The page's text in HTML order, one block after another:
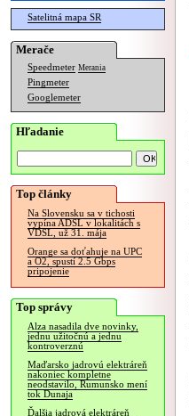
Satelitná mapa SR
Merače
Speedmeter Merania
Pingmeter
Googlemeter
Hľadanie
Top články
Na Slovensku sa v tichosti
vypína ADSL v lokalitách s
VDSL, už 31. mája
Orange sa doťahuje na UPC
a O2, spustí 2.5 Gbps
pripojenie
Top správy
Alza nasadila dve novinky,
jednu užitočnú a jednu
kontroverznú
Maďarsko jadrovú elektráreň
nakoniec kompletne
neodstavilo, Rumunsko mení
tok Dunaja
Ďalšia jadrová elektráreň